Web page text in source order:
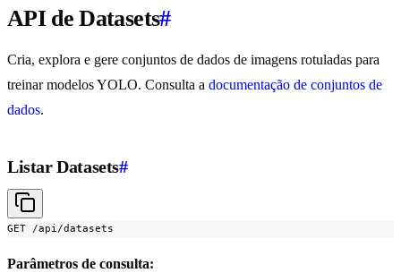
API de Datasets#
Cria, explora e gere conjuntos de dados de imagens rotuladas para
treinar modelos YOLO. Consulta a documentação de conjuntos de
dados.
Listar Datasets#
GET /api/datasets
Parâmetros de consulta: